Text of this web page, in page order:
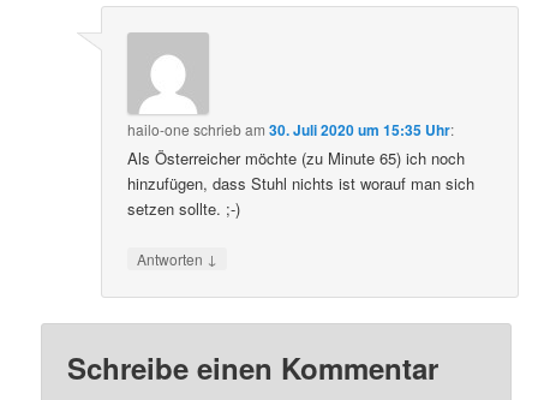
hailo-one schriebam30. Juli 2020 um 15:35 Uhr:
Als Österreicher möchte (zu Minute 65) ich noch
hinzufügen, dass Stuhl nichts ist worauf man sich
setzen sollte. ;-)
Antworten ↓
Schreibe einen Kommentar